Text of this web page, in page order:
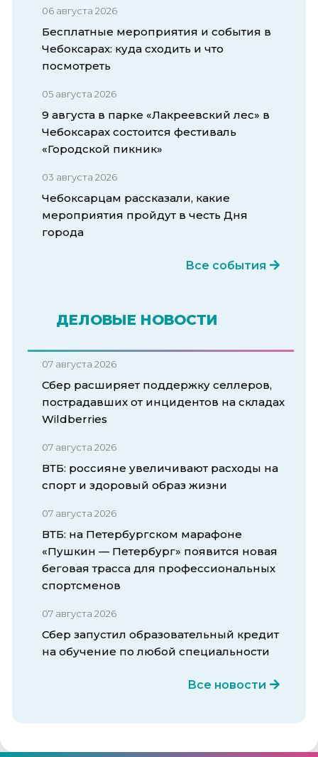
06 августа 2026
Бесплатные мероприятия и события в
Чебоксарах: куда сходить и что
посмотреть
05 августа 2026
9 августа в парке «Лакреевский лес» в
Чебоксарах состоится фестиваль
«Городской пикник»
03 августа 2026
Чебоксарцам рассказали, какие
мероприятия пройдут в честь Дня
города
Все события
ДЕЛОВЫЕ НОВОСТИ
07 августа 2026
Сбер расширяет поддержку селлеров,
пострадавших от инцидентов на складах
Wildberries
07 августа 2026
ВТБ: россияне увеличивают расходы на
спорт и здоровый образ жизни
07 августа 2026
ВТБ: на Петербургском марафоне
«Пушкин — Петербург» появится новая
беговая трасса для профессиональных
спортсменов
07 августа 2026
Сбер запустил образовательный кредит
на обучение по любой специальности
Все новости